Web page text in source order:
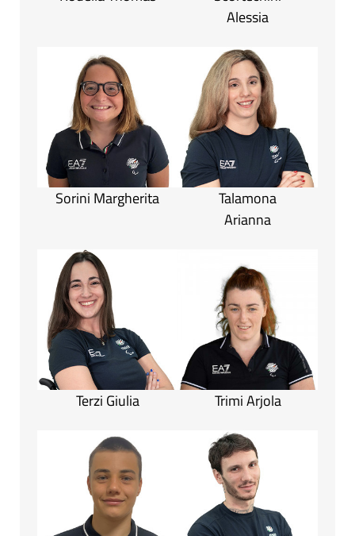
Alessia
Sorini Margherita
Talamona
Arianna
Terzi Giulia Trimi Arjola